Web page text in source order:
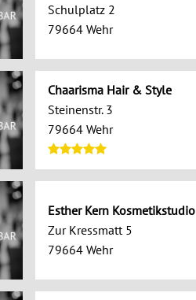
Schulplatz 2
79664 Wehr
Chaarisma Hair & Style
Steinenstr. 3
79664 Wehr
Esther Kern Kosmetikstudio
Zur Kressmatt 5
79664 Wehr